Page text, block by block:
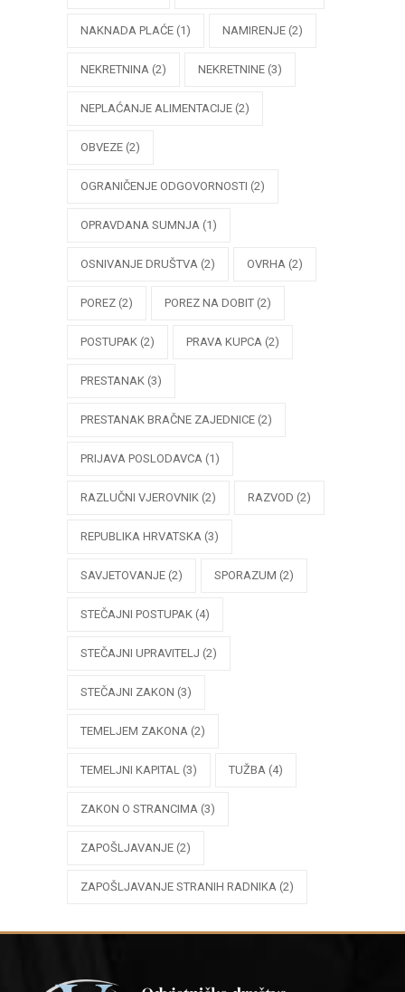
NAKNADA PLAĆE (1) NAMIRENJE (2)
NEKRETNINA (2) NEKRETNINE (3)
NEPLAĆANJE ALIMENTACIJE (2)
OBVEZE (2)
OGRANIČENJE ODGOVORNOSTI (2)
OPRAVDANA SUMNJA (1)
OSNIVANJE DRUŠTVA (2) OVRHA (2)
POREZ (2) POREZ NA DOBIT (2)
POSTUPAK (2) PRAVA KUPCA (2)
PRESTANAK (3)
PRESTANAK BRAČNE ZAJEDNICE (2)
PRIJAVA POSLODAVCA (1)
RAZLUČNI VJEROVNIK (2) RAZVOD (2)
REPUBLIKA HRVATSKA (3)
SAVJETOVANJE (2) SPORAZUM (2)
STEČAJNI POSTUPAK (4)
STEČAJNI UPRAVITELJ (2)
STEČAJNI ZAKON (3)
TEMELJEM ZAKONA (2)
TEMELJNI KAPITAL (3) TUŽBA (4)
ZAKON O STRANCIMA (3)
ZAPOŠLJAVANJE (2)
ZAPOŠLJAVANJE STRANIH RADNIKA (2)